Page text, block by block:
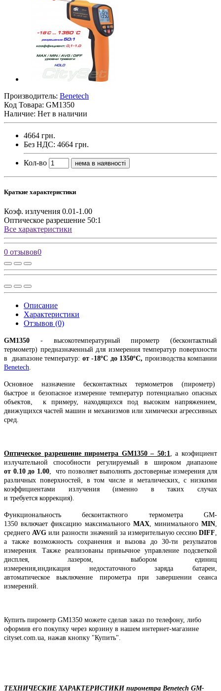
Производитель: Benetech
Код Товара: GM1350
Наличие: Нет в наличии
4664 грн.
Без НДС: 4664 грн.
Кол-во нема в наявності
Краткие характеристики
Коэф. излучения 0.01-1.00
Оптическое разрешение 50:1
Все характеристики
0 отзывов0
Описание
Характеристики
Отзывов (0)
GM1350 - высокотемпературный пирометр (бесконтактный
термометр) предназначенный для измерения температур поверхности
в диапазоне температур: от -18ºC до 1350ºC, производства компании
Benetech.
Основное назначение бесконтактных термометров (пирометр)
быстрое и безопасное измерение температур потенциально опасных
объектов, к примеру, находящихся под высоким напряжением,
движущихся частей машин и механизмов или химически агрессивных
сред.
Оптическое разрешение пирометра GM1350 – 50:1, а коэфициент
излучательной способности регулируемый в широком диапазоне
от 0.10 до 1.00, что позволяет выполнять достоверные измерения для
различных поверхностей, в том числе и металических, с низкими
коэффициентами излучения (именно в таких случах
и требуется коррекция).
Функциональность бесконтактного термометра GM-
1350 включает фиксацию максимального MAX, минимальногоMIN,
среднего AVG или разности значений за измерительную сессию DIFF,
а также возможность сохранения и вызова до 30-ти результатов
измерения. Также реализованы привычное управление подсветкой
дисплея, лазером, выбором единиц
измерения,индикация недостаточного заряда батареи,
автоматическое выключение пирометра при завершении сеанса
измерений.
Купить пирометр GM1350 можете сделав заказ по телефону, либо
оформив его покупку через корзину в нашем интернет-магазине
cityset.com.ua, нажав кнопку "Купить".
ТЕХНИЧЕСКИЕ ХАРАКТЕРИСТИКИ пирометра Benetech GM-